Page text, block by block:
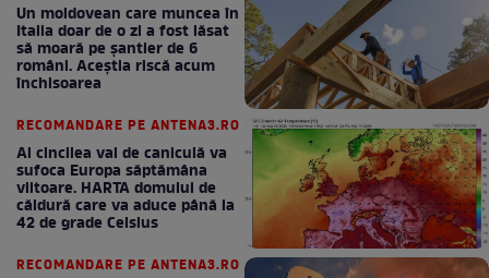
Un moldovean care muncea în
Italia doar de o zi a fost lăsat
să moară pe şantier de 6
români. Aceștia riscă acum
închisoarea
RECOMANDARE PE ANTENA3.RO
Al cincilea val de caniculă va
sufoca Europa săptămâna
viitoare. HARTA domului de
căldură care va aduce până la
42 de grade Celsius
RECOMANDARE PE ANTENA3.RO